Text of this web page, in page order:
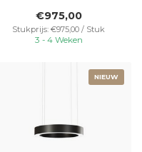
met Philips Hu...
€975,00
Stukprijs: €975,00 / Stuk
3 - 4 Weken
NIEUW